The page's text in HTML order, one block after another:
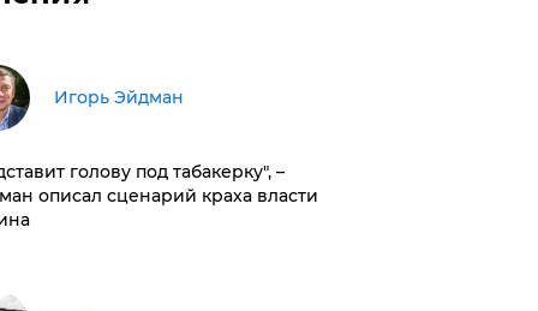
Игорь Эйдман
голову под табакерку", –
описал сценарий краха власти